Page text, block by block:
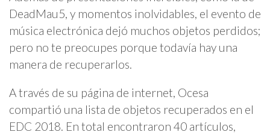
DeadMau5, y momentos inolvidables, el evento de
música electrónica dejó muchos objetos perdidos;
pero no te preocupes porque todavía hay una
manera de recuperarlos.
A través de su página de internet, Ocesa
compartió una lista de objetos recuperados en el
EDC 2018. En total encontraron 40 artículos,